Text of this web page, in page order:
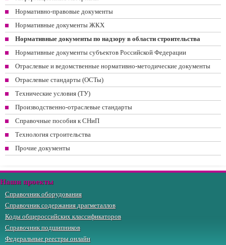
Нормативно-правовые документы
Нормативные документы ЖКХ
Нормативные документы по надзору в области строительства
Нормативные документы субъектов Российской Федерации
Отраслевые и ведомственные нормативно-методические документы
Отраслевые стандарты (ОСТы)
Технические условия (ТУ)
Производственно-отраслевые стандарты
Справочные пособия к СНиП
Технология строительства
Прочие документы
Наши проекты
Справочник оборудования
Справочник содержания драгметаллов
Коды общероссийских классификаторов
Справочник подшипников
Федеральные реестры онлайн